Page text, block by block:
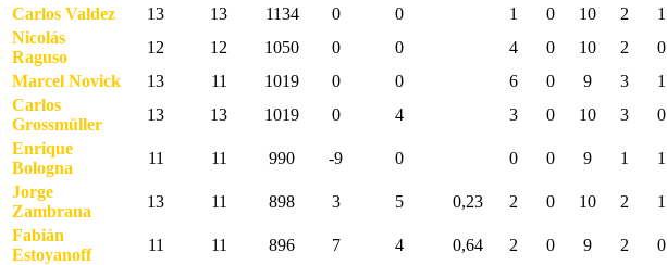
Carlos Valdez
13 13 1134 0 0 1 0 10 2
1
Nicolás
Raguso
12 12 1050 0 0 4 0 10 2
0
Marcel Novick
13 11 1019 0 0 6 0 9 3
1
Carlos
Grossmüller
13 13 1019 0 4 3 0 10 3
0
Enrique
Bologna
11 11 990 -9 0 0 0 9 1
1
Jorge
Zambrana
13 11 898 3 5 0,23 2 0 10 2
1
Fabián
Estoyanoff
11 11 896 7 4 0,64 2 0 9 2
0